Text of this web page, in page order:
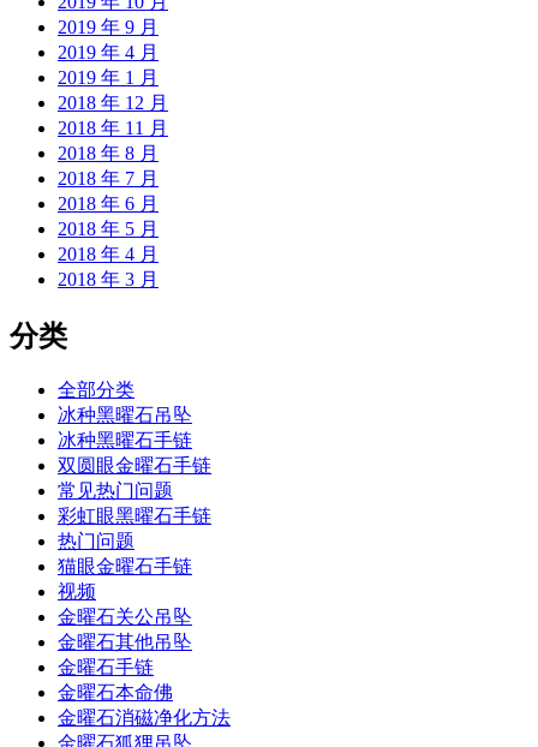
2019 年 9 月
2019 年 4 月
2019 年 1 月
2018 年 12 月
2018 年 11 月
2018 年 8 月
2018 年 7 月
2018 年 6 月
2018 年 5 月
2018 年 4 月
2018 年 3 月
分类
全部分类
冰种黑曜石吊坠
冰种黑曜石手链
双圆眼金曜石手链
常见热门问题
彩虹眼黑曜石手链
热门问题
猫眼金曜石手链
视频
金曜石关公吊坠
金曜石其他吊坠
金曜石手链
金曜石本命佛
金曜石消磁净化方法